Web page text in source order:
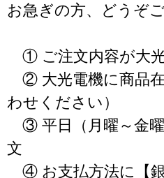
お急ぎの方、どうぞ
① ご注文内容が大
② 大光電機に商品
わせください）
③ 平日（月曜～金曜
文
④ お支払方法に【